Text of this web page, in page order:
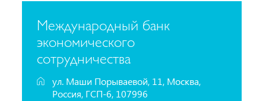
Международный банк
экономического
сотрудничества
ул. Маши Порываевой, 11, Москва,
Россия, ГСП-6, 107996